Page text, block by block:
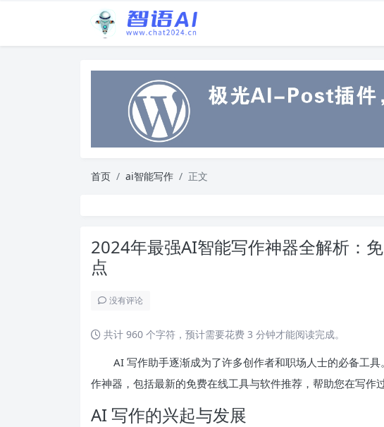
首页 ai智能写作 正文
2024年最强AI智能写作神器全解析：
点
没有评论
共计 960 个字符，预计需要花费 3 分钟才能阅读完成。
AI 写作助手逐渐成为了许多创作者和职场人士的必备工
作神器，包括最新的免费在线工具与软件推荐，帮助您在写作
AI 写作的兴起与发展